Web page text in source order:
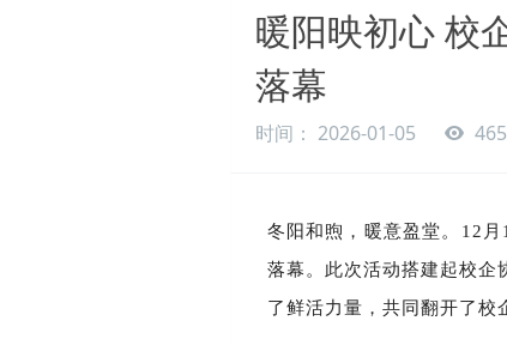
暖阳映初心 校
落幕
时间： 2026-01-05
冬阳和煦，暖意盈堂。 12
落幕。此次活动搭建起校企
了鲜活力量，共同翻开了校